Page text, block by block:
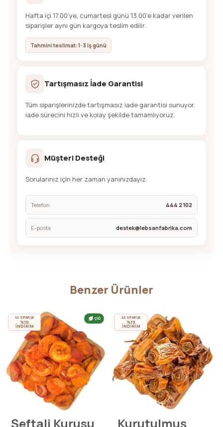
Hafta içi 17.00’ye, cumartesi günü 13.00’e kadar verilen
siparişler aynı gün kargoya teslim edilir.
Tahmini teslimat: 1-3 iş günü
Tartışmasız İade Garantisi
Tüm siparişlerinizde tartışmasız iade garantisi sunuyor,
iade sürecini hızlı ve kolay şekilde tamamlıyoruz.
Müşteri Desteği
Sorularınız için her zaman yanınızdayız.
Telefon 444 2 102
E-posta destek@lebsanfabrika.com
Benzer Ürünler
ÇİĞ
İLK SİPARİŞE
%10
İNDİRİM
Şeftali Kurusu
İLK SİPARİŞE
%10
İNDİRİM
Kurutulmuş